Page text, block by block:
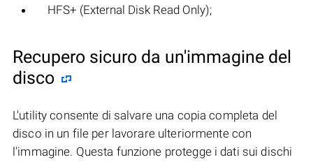
HFS+ (External Disk Read Only);
Recupero sicuro da un'immagine del
disco
L'utility consente di salvare una copia completa del
disco in un file per lavorare ulteriormente con
l'immagine. Questa funzione protegge i dati sui dischi